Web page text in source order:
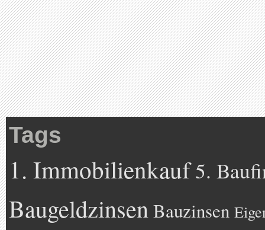
Tags
1. Immobilienkauf5.
BaugeldzinsenBauzinsen